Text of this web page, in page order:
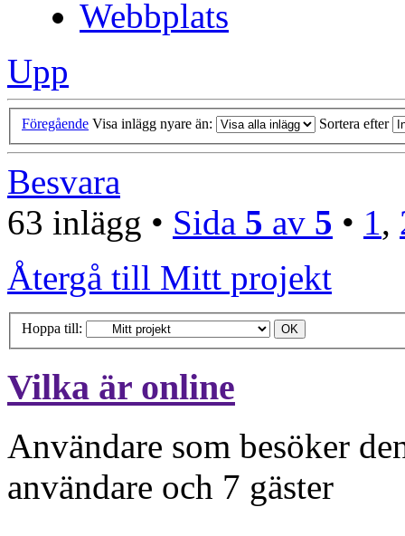
Webbplats
Upp
Föregående Visa inlägg nyare än: Sortera efter
Besvara
63 inlägg • Sida 5 av 5 • 1,
Återgå till Mitt projekt
Hoppa till:
Vilka är online
Användare som besöker
användare och 7 gäster